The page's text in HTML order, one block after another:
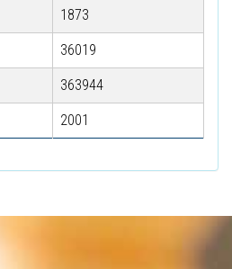
1873
36019
363944
2001